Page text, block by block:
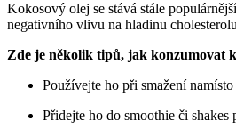
Kokosový olej se stává stále
negativního vlivu na hladinu
Zde je několik tipů, jak konzumovat
Používejte ho při smažení
Přidejte ho do smoothie či